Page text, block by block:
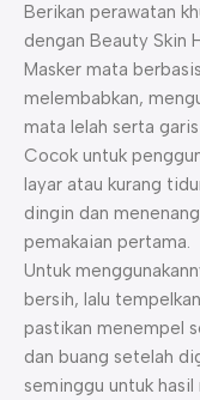
Berikan perawatan
dengan Beauty Skin
Masker mata
melembabkan,
mata lelah serta
Cocok untuk
layar atau kurang
dingin dan
pemakaian pertama.
Untuk
bersih, lalu
pastikan menempel
dan buang setelah
seminggu untuk hasil